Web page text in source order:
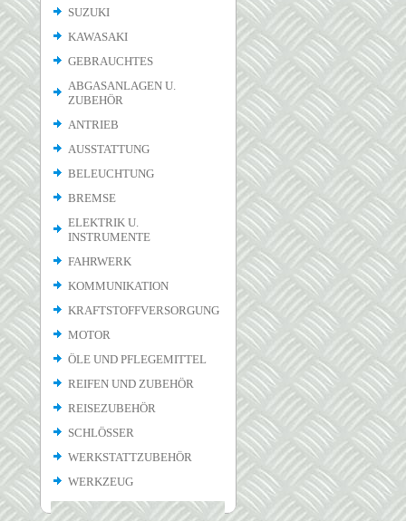
SUZUKI
KAWASAKI
GEBRAUCHTES
ABGASANLAGEN U.
ZUBEHÖR
ANTRIEB
AUSSTATTUNG
BELEUCHTUNG
BREMSE
ELEKTRIK U.
INSTRUMENTE
FAHRWERK
KOMMUNIKATION
KRAFTSTOFFVERSORGUNG
MOTOR
ÖLE UND PFLEGEMITTEL
REIFEN UND ZUBEHÖR
REISEZUBEHÖR
SCHLÖSSER
WERKSTATTZUBEHÖR
WERKZEUG